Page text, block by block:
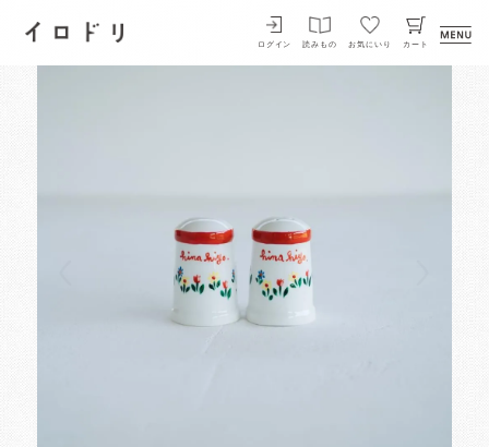
イロドリ
ログイン 読みもの お気にいり カート